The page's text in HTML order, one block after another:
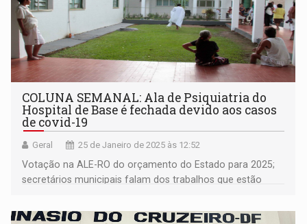
COLUNA SEMANAL: Ala de Psiquiatria do
Hospital de Base é fechada devido aos casos
de covid-19
Geral 25 de Janeiro de 2025 às 12:52
Votação na ALE-RO do orçamento do Estado para 2025;
secretários municipais falam dos trabalhos que estão
e fazem dancinha